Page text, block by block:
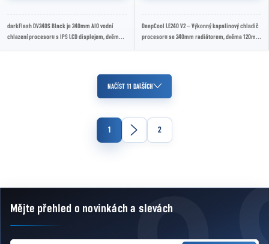
darkFlash DV240S Black je 240mm AIO vodní
chlazení procesoru s IPS LCD displejem, dvěma
DeepCool LE240 V2 – Výkonný kapalinový chladič
procesoru se 240mm radiátorem, dvěma 120mm
Ovládací prvky výpisu
NAČÍST 11 DALŠÍCH
1 2
Zápatí
Mějte přehled o novinkácha slevách